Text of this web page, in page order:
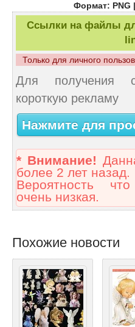
Формат: PNG
Ссылки на файлы
Только для личного
Для получения
короткую рекламу
Нажмите для
* Внимание!
более 2 лет назад.
Вероятность
очень низкая.
Похожие новости